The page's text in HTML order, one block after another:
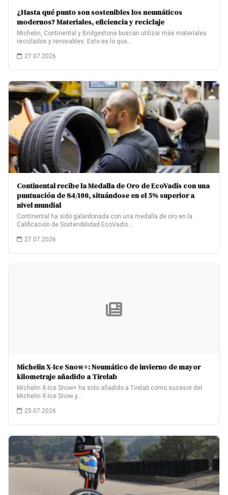
¿Hasta qué punto son sostenibles los neumáticos
modernos? Materiales, eficiencia y reciclaje
Michelin, Continental y Bridgestone buscan utilizar más materiales
reciclados y renovables. Esto es lo que…
27.07.2026
Continental recibe la Medalla de Oro de EcoVadis con una
puntuación de 84/100, situándose en el 5% superior a
nivel mundial
Continental ha sido galardonada con una medalla de oro en la
Calificación de Sostenibilidad EcoVadis…
27.07.2026
Michelin X-Ice Snow+: Neumático de invierno de mayor
kilometraje añadido a Tirelab
Michelin X-Ice Snow+ ha sido añadido a Tirelab como sucesor del
Michelin X-Ice Snow y…
25.07.2026